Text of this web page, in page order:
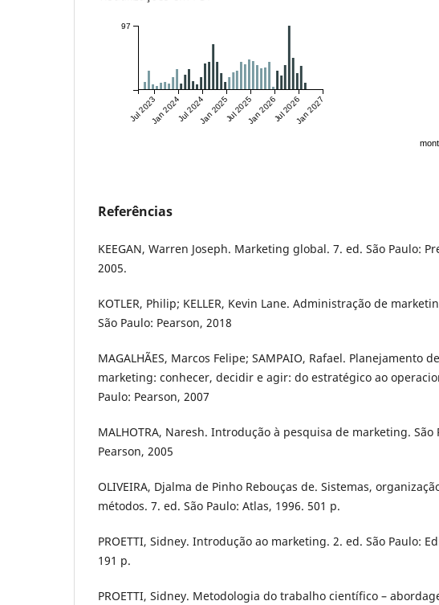
Jul 2023Jan 2024Jul 2024Jan 2025Jul 2025Jan 2026Jul 2026Jan 2027
97
Referências
KEEGAN, Warren Joseph. Marketing global. 7. ed. São Paulo:
2005.
KOTLER, Philip; KELLER, Kevin Lane. Administração de
São Paulo: Pearson, 2018
MAGALHÃES, Marcos Felipe; SAMPAIO, Rafael. Planejamento de
marketing: conhecer, decidir e agir: do estratégico ao
Paulo: Pearson, 2007
MALHOTRA, Naresh. Introdução à pesquisa de marketing. São
Pearson, 2005
OLIVEIRA, Djalma de Pinho Rebouças de. Sistemas,
métodos. 7. ed. São Paulo: Atlas, 1996. 501 p.
PROETTI, Sidney. Introdução ao marketing. 2. ed. São Paulo:
191 p.
PROETTI, Sidney. Metodologia do trabalho científico –